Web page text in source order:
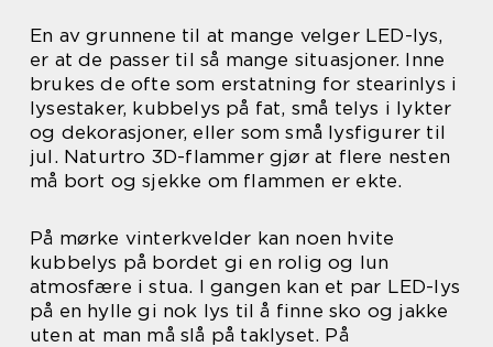
En av grunnene til at mange velger LED-lys,
er at de passer til så mange situasjoner. Inne
brukes de ofte som erstatning for stearinlys i
lysestaker, kubbelys på fat, små telys i lykter
og dekorasjoner, eller som små lysfigurer til
jul. Naturtro 3D-flammer gjør at flere nesten
må bort og sjekke om flammen er ekte.
På mørke vinterkvelder kan noen hvite
kubbelys på bordet gi en rolig og lun
atmosfære i stua. I gangen kan et par LED-lys
på en hylle gi nok lys til å finne sko og jakke
uten at man må slå på taklyset. På